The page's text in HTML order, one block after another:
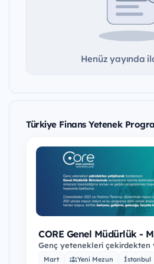
Henüz yayında
Türkiye Finans Yetenek
CORE Genel Müdürlük -
Trainee Program
Genç yetenekleri çekirdekten
bankamızın Genel Müdürlük
Mart Yeni Mezun İstanbul